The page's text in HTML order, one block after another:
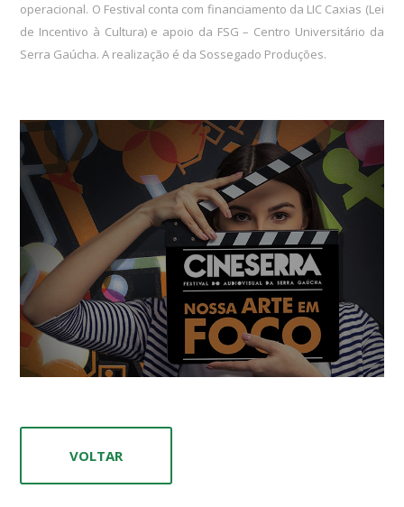
operacional. O Festival conta com financiamento da LIC Caxias (Lei
de Incentivo à Cultura) e apoio da FSG – Centro Universitário da
Serra Gaúcha. A realização é da Sossegado Produções.
VOLTAR